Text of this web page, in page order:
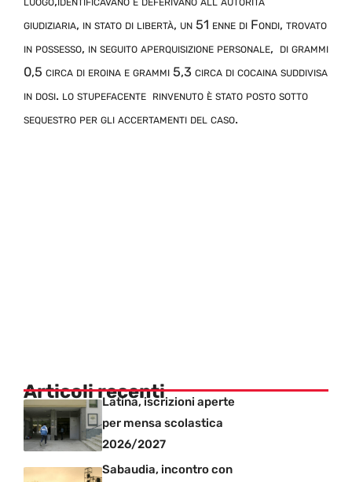
giudiziaria, in stato di libertà, un 51 enne di Fondi, trovato
in possesso, in seguito aperquisizione personale, di grammi
0,5 circa di eroina e grammi 5,3 circa di cocaina suddivisa
in dosi. lo stupefacente rinvenuto è stato posto sotto
sequestro per gli accertamenti del caso.
Articoli recentiLatina, iscrizioni aperte
per mensa scolastica
2026/2027
Sabaudia, incontro con